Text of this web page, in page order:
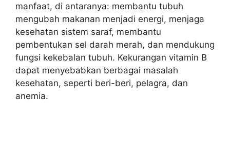
manfaat, di antaranya: membantu tubuh
mengubah makanan menjadi energi, menjaga
kesehatan sistem saraf, membantu
pembentukan sel darah merah, dan mendukung
fungsi kekebalan tubuh. Kekurangan vitamin B
dapat menyebabkan berbagai masalah
kesehatan, seperti beri-beri, pelagra, dan
anemia.